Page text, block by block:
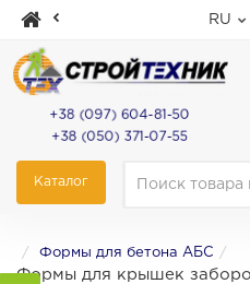
RU
+38 (097) 604-81-50
+38 (050) 371-07-55
Каталог
Формы для бетона АБС
Формы для крышек